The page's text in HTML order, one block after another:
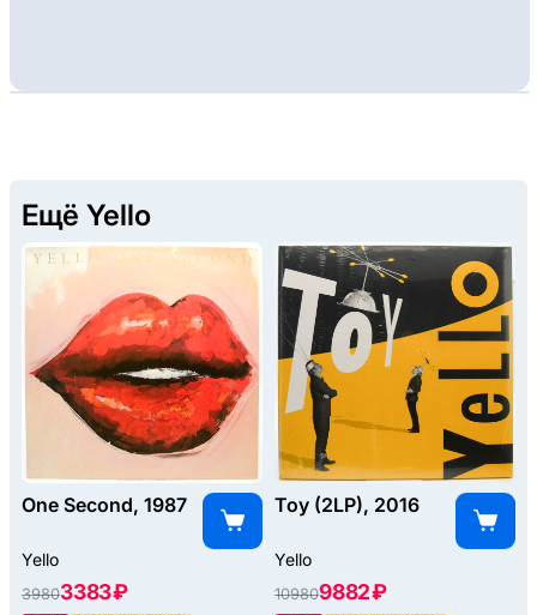
Ещё Yello
One Second, 1987
Yello
39803383 ₽
Toy (2LP), 2016
Yello
109809882 ₽